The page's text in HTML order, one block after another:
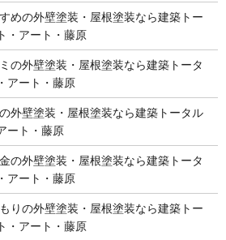
めの外壁塗装・屋根塗装なら建築トー
・アート・藤原
の外壁塗装・屋根塗装なら建築トータ
アート・藤原
外壁塗装・屋根塗装なら建築トータル
ート・藤原
の外壁塗装・屋根塗装なら建築トータ
アート・藤原
りの外壁塗装・屋根塗装なら建築トー
・アート・藤原